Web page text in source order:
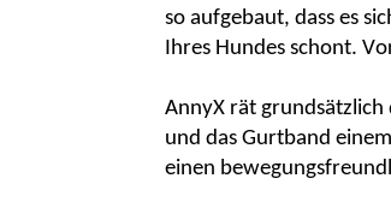
so aufgebaut, dass es
Ihres Hundes schont.
AnnyX rät grundsätzlich
und das Gurtband
einen